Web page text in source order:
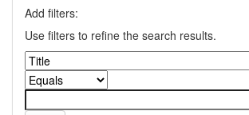
Add filters:
Use filters to refine the search results.